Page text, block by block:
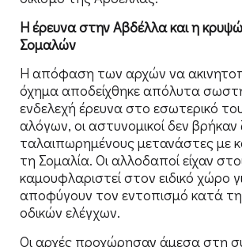
Η έρευνα στην Αβδέλλα και η
Σομαλών
Η απόφαση των αρχών να
όχημα αποδείχθηκε απόλυτα
ενδελεχή έρευνα στο εσωτερικό
αλόγων, οι αστυνομικοί δεν βρήκαν
ταλαιπωρημένους μετανάστες με
τη Σομαλία. Οι αλλοδαποί είχαν
καμουφλαριστεί στον ειδικό χώρο
αποφύγουν τον εντοπισμό κατά τη
οδικών ελέγχων.
Οι αρχές προχώρησαν άμεσα στη